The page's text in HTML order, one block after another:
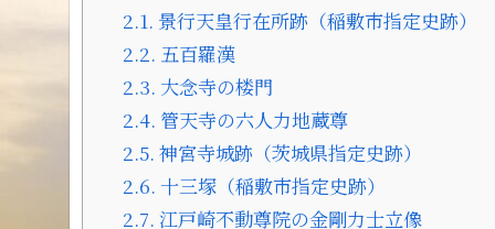
2.1. 景行天皇行在所跡（稲敷市指定史跡）
2.2. 五百羅漢
2.3. 大念寺の楼門
2.4. 管天寺の六人力地蔵尊
2.5. 神宮寺城跡（茨城県指定史跡）
2.6. 十三塚（稲敷市指定史跡）
2.7. 江戸崎不動尊院の金剛力士立像